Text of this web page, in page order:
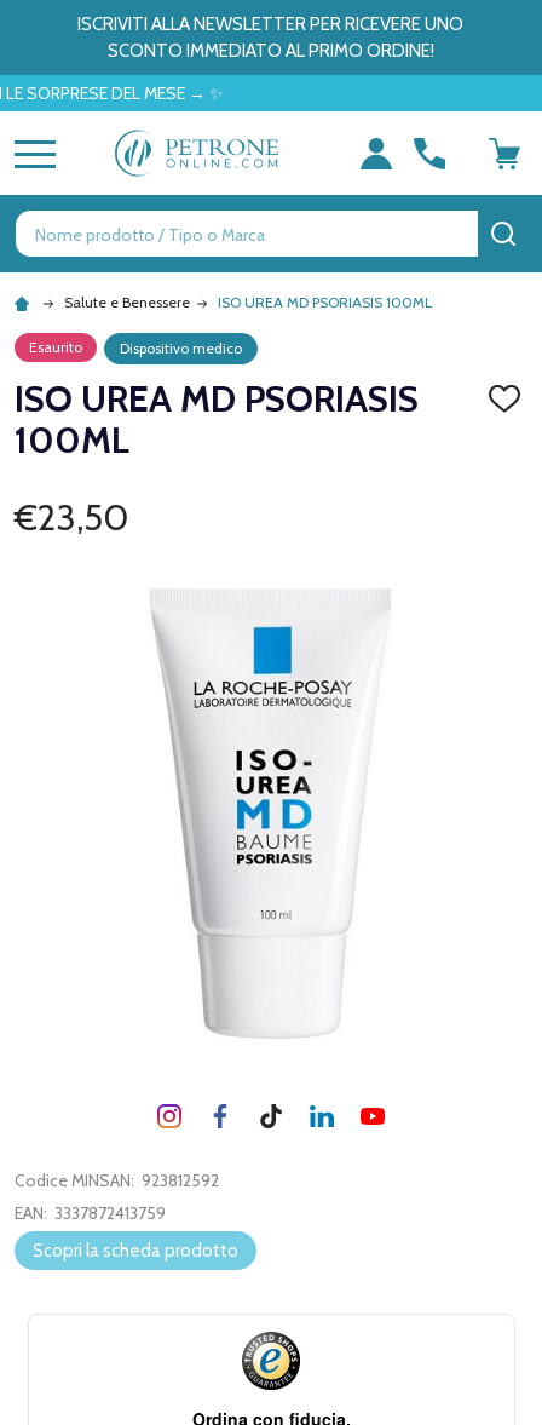
ISCRIVITI ALLA NEWSLETTER PER RICEVERE UNO
SCONTO IMMEDIATO AL PRIMO ORDINE!
DEL MESE → ✨
Ricerca
Salute e Benessere ISO UREA MD PSORIASIS 100ML
Esaurito Dispositivo medico
ISO UREA MD PSORIASIS
100ML
€23,50
Codice MINSAN: 923812592
EAN: 3337872413759
Scopri la scheda prodotto